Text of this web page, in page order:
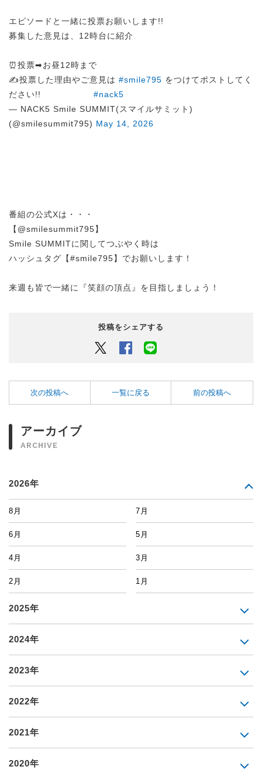
エピソードと一緒に投票お願いします!!
募集した意見は、12時台に紹介
⏰投票➡︎お昼12時まで
✍️投票した理由やご意見は #smile795 をつけてポストしてく
ださい!! #nack5
— NACK5 Smile SUMMIT(スマイルサミット)
(@smilesummit795) May 14, 2026
番組の公式Xは・・・
【@smilesummit795】
Smile SUMMITに関してつぶやく時は
ハッシュタグ【#smile795】でお願いします！
来週も皆で一緒に『笑顔の頂点』を目指しましょう！
投稿をシェアする
Twitter Facebook
次の投稿へ 一覧に戻る 前の投稿へ
アーカイブ
ARCHIVE
2026年
8月 7月
6月 5月
4月 3月
2月 1月
2025年
2024年
2023年
2022年
2021年
2020年